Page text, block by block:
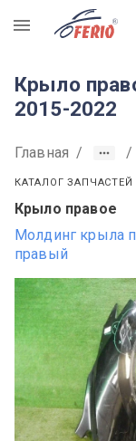
R
Крыло
2015-2022
Главная / /
КАТАЛОГ ЗАПЧАСТЕЙ
Крыло правое
Молдинг крыла
правый